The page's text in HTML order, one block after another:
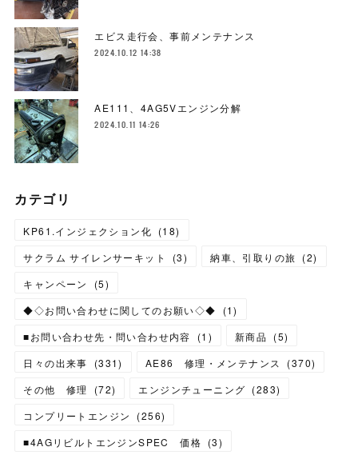
エビス走行会、事前メンテナンス
2024.10.12 14:38
AE111、4AG5Vエンジン分解
2024.10.11 14:26
カテゴリ
KP61.インジェクション化 (18)
サクラム サイレンサーキット
(3) 納車、引取りの旅 (2)
キャンペーン
(5)
◆◇お問い合わせに関してのお願い◇◆
(1)
■お問い合わせ先・問い合わせ内容
(1 ) 新商品 (5)
日々の出来事
(331) AE86 修理・メンテナンス (370)
その他 修理
(72) エンジンチューニング (283)
コンプリートエンジン
(256)
■4AGリビルトエンジンSPEC 価格 (3)